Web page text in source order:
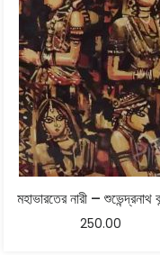
250.00